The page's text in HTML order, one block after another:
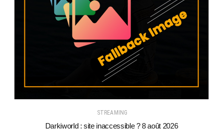
STREAMING
Darkiworld : site inaccessible ? 8 août 2026